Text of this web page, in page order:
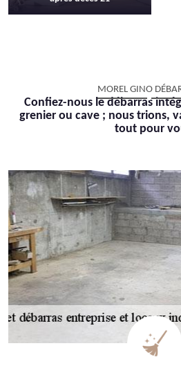
MOREL GINO
Confiez-nous le débarras
grenier ou cave ; nous trions,
tout pour